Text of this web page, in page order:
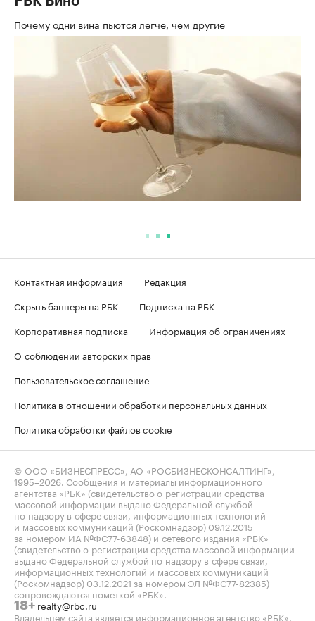
Почему одни вина пьются легче, чем другие
Контактная информация
Редакция
Скрыть баннеры на РБК
Подписка на РБК
Корпоративная подписка
Информация об ограничениях
О соблюдении авторских прав
Пользовательское соглашение
Политика в отношении обработки персональных данных
Политика обработки файлов cookie
© ООО «БИЗНЕСПРЕСС», АО «РОСБИЗНЕСКОНСАЛТИНГ»,
1995–2026. Сообщения и материалы информационного
агентства «РБК» (свидетельство о регистрации средства
массовой информации выдано Федеральной службой
по надзору в сфере связи, информационных технологий
и массовых коммуникаций (Роскомнадзор) 09.12.2015
за номером ИА №ФС77-63848) и сетевого издания «РБК»
(свидетельство о регистрации средства массовой информации
выдано Федеральной службой по надзору в сфере связи,
информационных технологий и массовых коммуникаций
(Роскомнадзор) 03.12.2021 за номером ЭЛ №ФС77-82385)
сопровождаются пометкой «РБК».
18+ realty@rbc.ru
Владельцем сайта является информационное агентство «РБК».